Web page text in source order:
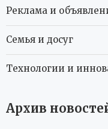
Реклама и
Семья и досуг
Технологии и
Архив